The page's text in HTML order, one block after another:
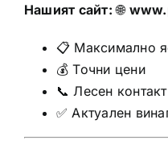
Нашият сайт: 🌐
📋 Максимално
💰 Точни цени
📞 Лесен контакт
✅ Актуален